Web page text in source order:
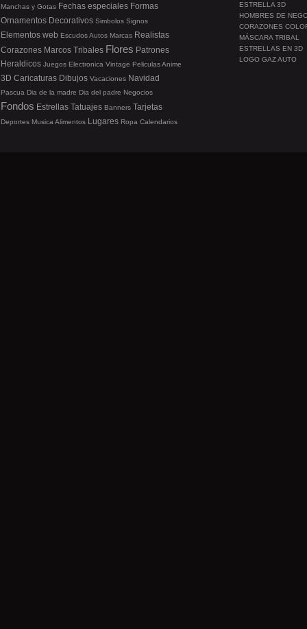
ESTRELLA 3D
HOMBRES DE
CORAZONES
MÁSCARA TRIBAL
ESTRELLAS EN 3D
LOGO GAZ AUTO
Manchas y Gotas Fechas especiales Formas
Ornamentos Decorativos Simbolos Signos
Elementos web EscudosAutos Marcas Realistas
Corazones Marcos Tribales Flores Patrones
Heraldicos Juegos Electronica Vintage PeliculasAnime
3D Caricaturas Dibujos Vacaciones Navidad
Pascua Dia de la madre Dia del padre Negocios
Fondos Estrellas Tatuajes Banners Tarjetas
Deportes Musica Alimentos Lugares Ropa Calendarios